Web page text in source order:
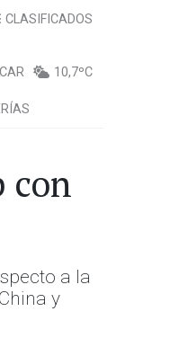
CLASIFICADOS
10,7ºC
con
a la
y